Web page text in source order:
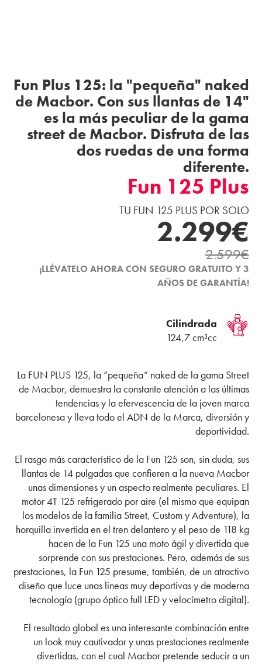
Fun Plus 125: la "pequeña" naked
de Macbor. Con sus llantas de 14"
es la más peculiar de la gama
street de Macbor. Disfruta de las
dos ruedas de una forma
diferente.
Fun 125 Plus
TU FUN 125 PLUS POR SOLO
2.299€
2.599€
¡LLÉVATELO AHORA CON SEGURO GRATUITO Y 3
AÑOS DE GARANTÍA!
Cilindrada
124,7 cm³cc
La FUN PLUS 125, la “pequeña” naked de la gama Street
de Macbor, demuestra la constante atención a las últimas
tendencias y la efervescencia de la joven marca
barcelonesa y lleva todo el ADN de la Marca, diversión y
deportividad.
El rasgo más característico de la Fun 125 son, sin duda, sus
llantas de 14 pulgadas que confieren a la nueva Macbor
unas dimensiones y un aspecto realmente peculiares. El
motor 4T 125 refrigerado por aire (el mismo que equipan
los modelos de la familia Street, Custom y Adventure), la
horquilla invertida en el tren delantero y el peso de 118 kg
hacen de la Fun 125 una moto ágil y divertida que
sorprende con sus prestaciones. Pero, además de sus
prestaciones, la Fun 125 presume, también, de un atractivo
diseño que luce unas lineas muy deportivas y de moderna
tecnología (grupo óptico full LED y velocímetro digital).
El resultado global es una interesante combinación entre
un look muy cautivador y unas prestaciones realmente
divertidas, con el cual Macbor pretende seducir a un